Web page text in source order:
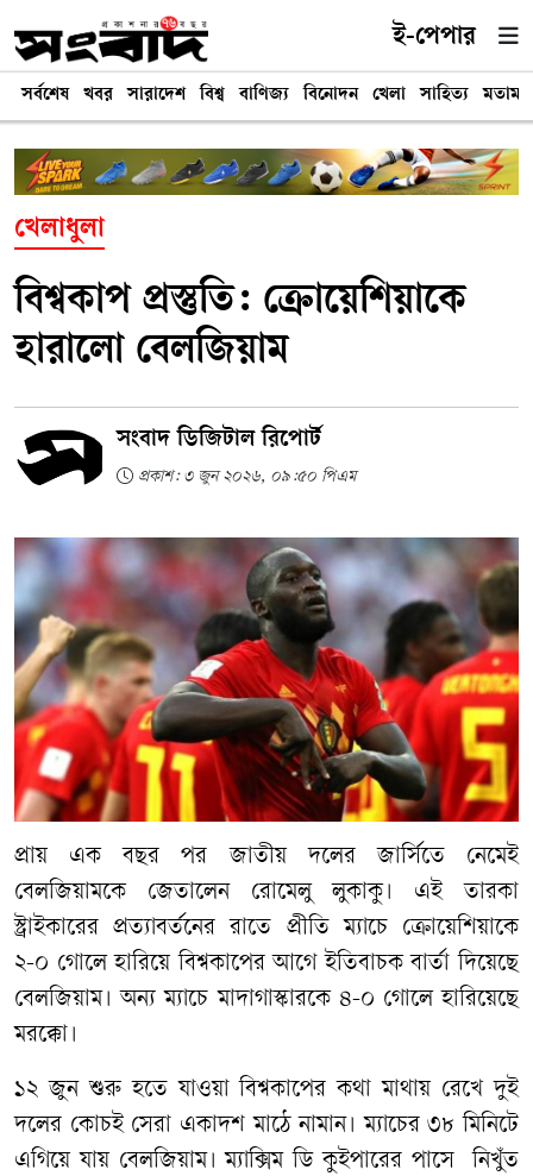
ই-পেপার
সর্বশেষ খবর সারাদেশ বিশ্ব বাণিজ্য বিনোদন খেলা সাহিত্য মতামত
খেলাধুলা
বিশ্বকাপ প্রস্তুতি: ক্রোয়েশিয়াকে
হারালো বেলজিয়াম
সংবাদ ডিজিটাল রিপোর্ট
প্রকাশ: ৩ জুন ২০২৬, ০৯:৫০ পিএম
প্রায় এক বছর পর জাতীয় দলের জার্সিতে নেমেই
বেলজিয়ামকে জেতালেন রোমেলু লুকাকু। এই তারকা
স্ট্রাইকারের প্রত্যাবর্তনের রাতে প্রীতি ম্যাচে ক্রোয়েশিয়াকে
২-০ গোলে হারিয়ে বিশ্বকাপের আগে ইতিবাচক বার্তা দিয়েছে
বেলজিয়াম। অন্য ম্যাচে মাদাগাস্কারকে ৪-০ গোলে হারিয়েছে
মরক্কো।
১২ জুন শুরু হতে যাওয়া বিশ্বকাপের কথা মাথায় রেখে দুই
দলের কোচই সেরা একাদশ মাঠে নামান। ম্যাচের ৩৮ মিনিটে
এগিয়ে যায় বেলজিয়াম। ম্যাক্সিম ডি কুইপারের পাসে নিখুঁত